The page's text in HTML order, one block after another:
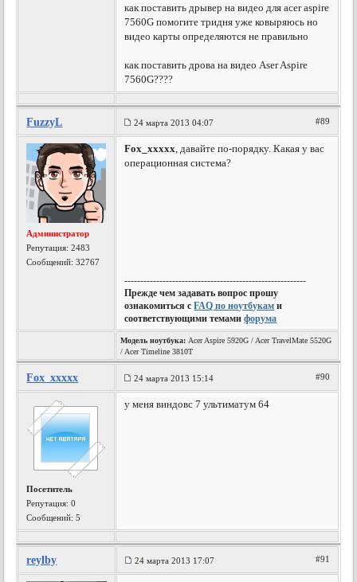
как поставить дрывер на видео для acer aspire
7560G помогите тридня уже ковыряюсь но
видео карты определяются не правильно
как поставить дрова на видео Aser Aspire
7560G????
FuzzyL 24 марта 2013 04:07 #89
Администратор
Репутация:2483
Сообщений: 32767
Fox_xxxxx, давайте по-порядку. Какая у вас
операционная система?
---------------------------------------------------------
Прежде чем задавать вопрос прошу
ознакомиться сFAQ по ноутбукам и
соответствующими темамифорума
Модель ноутбука: Acer Aspire 5920G / Acer TravelMate 5520G
/ Acer Timeline 3810T
Fox_xxxxx 24 марта 2013 15:14 #90
Посетитель
Репутация:0
Сообщений: 5
у меня виндовс 7 ультиматум 64
reylby 24 марта 2013 17:07 #91